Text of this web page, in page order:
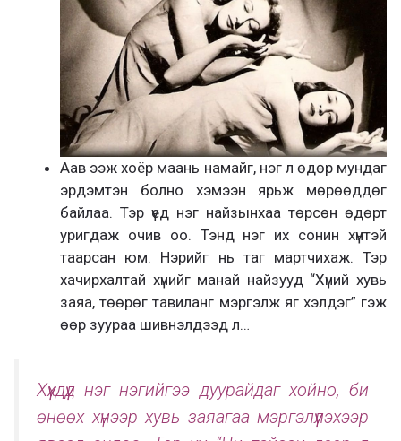
Аав ээж хоёр маань намайг, нэг л өдөр мундаг
эрдэмтэн болно хэмээн ярьж мөрөөддөг
байлаа. Тэр үед нэг найзынхаа төрсөн өдөрт
уригдаж очив оо. Тэнд нэг их сонин хүнтэй
таарсан юм. Нэрийг нь таг мартчихаж. Тэр
хачирхалтай хүнийг манай найзууд “Хүний хувь
заяа, төөрөг тавиланг мэргэлж яг хэлдэг” гэж
өөр зуураа шивнэлдээд л…
Хүүхдүүд нэг нэгийгээ дуурайдаг хойно, би
өнөөх хүнээр хувь заяагаа мэргэлүүлэхээр